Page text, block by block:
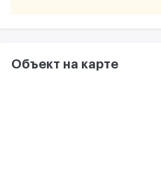
Объект на карте